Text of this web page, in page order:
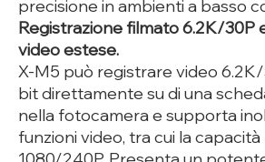
precisione in ambienti a basso
Registrazione filmato 6.2K/30P
video estese.
X-M5 può registrare video 6.2K/
bit direttamente su di una
nella fotocamera e supporta
funzioni video, tra cui la